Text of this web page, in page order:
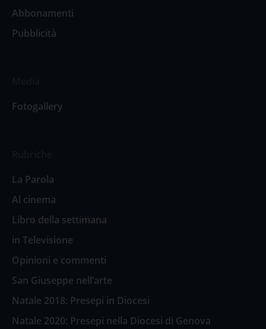
Abbonamenti
Pubblicità
Fotogallery
La Parola
Al cinema
Libro della settimana
in Televisione
Opinioni e commenti
San Giuseppe nell’arte
Natale 2018: Presepi in Diocesi
Natale 2020: Presepi nella Diocesi di Genova